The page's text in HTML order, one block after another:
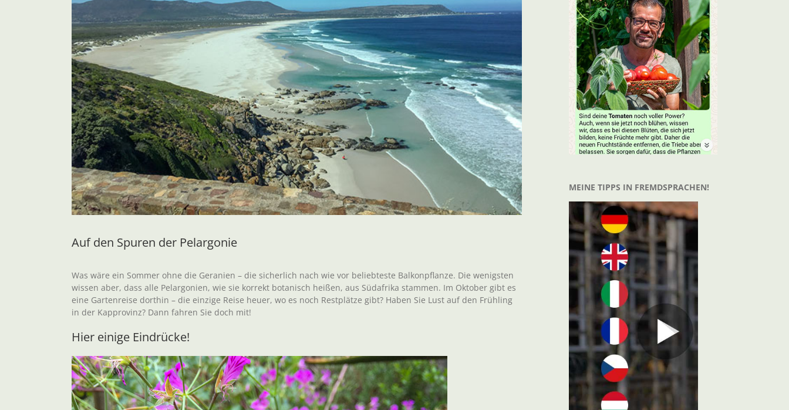
Auf den Spuren der Pelargonie
Was wäre ein Sommer ohne die Geranien – die sicherlich nach wie vor beliebteste Balkonpflanze. Die wenigsten
wissen aber, dass alle Pelargonien, wie sie korrekt botanisch heißen, aus Südafrika stammen. Im Oktober gibt es
eine Gartenreise dorthin – die einzige Reise heuer, wo es noch Restplätze gibt? Haben Sie Lust auf den Frühling
in der Kapprovinz? Dann fahren Sie doch mit!
Hier einige Eindrücke!
MEINE TIPPS IN FREMDSPRACHEN!